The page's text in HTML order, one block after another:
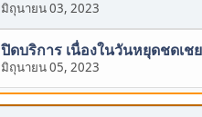
มิถุนายน 03, 2023
ปิดบริการ เนื่องในวันหยุดชดเ
มิถุนายน 05, 2023